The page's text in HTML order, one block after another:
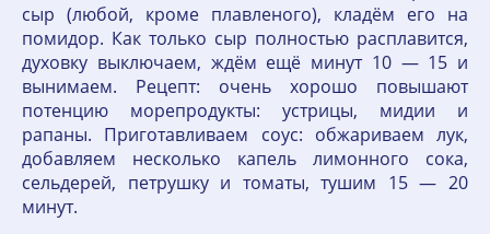
сыр (любой, кроме плавленого), кладём его на
помидор. Как только сыр полностью расплавится,
духовку выключаем, ждём ещё минут 10 — 15 и
вынимаем. Рецепт: очень хорошо повышают
потенцию морепродукты: устрицы, мидии и
рапаны. Приготавливаем соус: обжариваем лук,
добавляем несколько капель лимонного сока,
сельдерей, петрушку и томаты, тушим 15 — 20
минут.